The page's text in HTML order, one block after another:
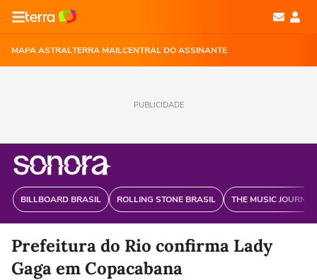
MAPA ASTRALTERRA MAILCENTRAL DO ASSINANTE
PUBLICIDADE
BILLBOARD BRASIL ROLLING STONE BRASIL THE MUSIC
Prefeitura do Rio confirma Lady
Gaga em Copacabana